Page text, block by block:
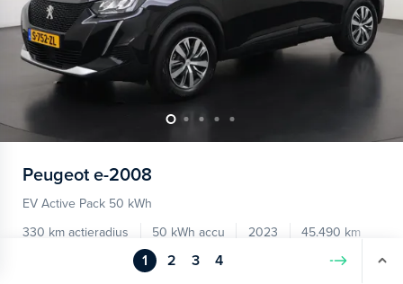
Peugeot e-2008
EV Active Pack 50 kWh
330 km actieradius
50 kWh accu 2023
45.490 km
Apple Carplay/Android Auto
parkeersensor achter
1 2 3 4 Volgende